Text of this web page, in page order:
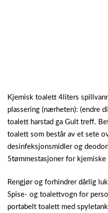
Kjemisk toalett 4liters
plassering (nærheten): (endre
toalett harstad ga Gult treff.
toalett som består av et sete
desinfeksjonsmidler og
5tømmestasjoner for kjemiske
Rengjør og forhindrer dårlig
Spise- og toalettvogn for
portabelt toalett med